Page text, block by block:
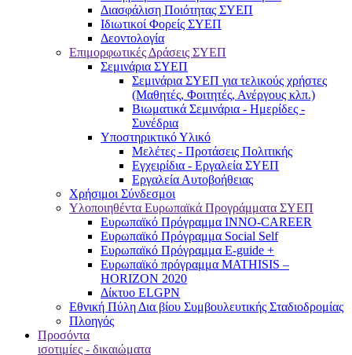
Διασφάλιση Ποιότητας ΣΥΕΠ
Ιδιωτικοί Φορείς ΣΥΕΠ
Δεοντολογία
Επιμορφωτικές Δράσεις ΣΥΕΠ
Σεμινάρια ΣΥΕΠ
Σεμινάρια ΣΥΕΠ για τελικούς χρήστες
(Μαθητές, Φοιτητές, Ανέργους κλπ.)
Βιωματικά Σεμινάρια - Ημερίδες -
Συνέδρια
Υποστηρικτικό Υλικό
Μελέτες - Προτάσεις Πολιτικής
Εγχειρίδια - Εργαλεία ΣΥΕΠ
Εργαλεία Αυτοβοήθειας
Χρήσιμοι Σύνδεσμοι
Υλοποιηθέντα Ευρωπαϊκά Προγράμματα ΣΥΕΠ
Ευρωπαϊκό Πρόγραμμα INNO-CAREER
Ευρωπαϊκό Πρόγραμμα Social Self
Ευρωπαϊκό Πρόγραμμα E-guide +
Ευρωπαϊκό πρόγραμμα MATHISIS –
HORIZON 2020
Δίκτυο ELGPN
Εθνική Πύλη Δια βίου Συμβουλευτικής Σταδιοδρομίας
Πλοηγός
Προσόντα
ισοτιμίες - δικαιώματα